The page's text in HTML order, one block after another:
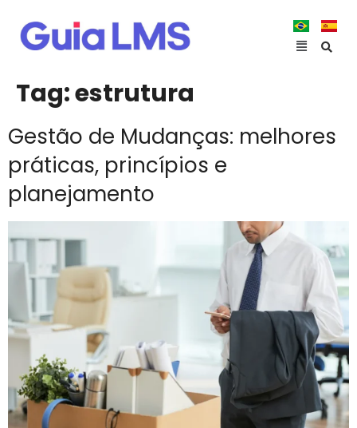
Tag:estrutura
Gestão de Mudanças: melhores
práticas, princípios e
planejamento